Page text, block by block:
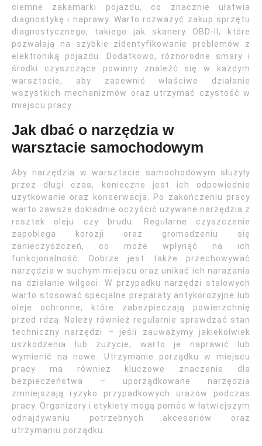
ciemne zakamarki pojazdu, co znacznie ułatwia
diagnostykę i naprawy. Warto rozważyć zakup sprzętu
diagnostycznego, takiego jak skanery OBD-II, które
pozwalają na szybkie zidentyfikowanie problemów z
elektroniką pojazdu. Dodatkowo, różnorodne smary i
środki czyszczące powinny znaleźć się w każdym
warsztacie, aby zapewnić właściwe działanie
wszystkich mechanizmów oraz utrzymać czystość w
miejscu pracy.
Jak dbać o narzędzia w
warsztacie samochodowym
Aby narzędzia w warsztacie samochodowym służyły
przez długi czas, konieczne jest ich odpowiednie
użytkowanie oraz konserwacja. Po zakończeniu pracy
warto zawsze dokładnie oczyścić używane narzędzia z
resztek oleju czy brudu. Regularne czyszczenie
zapobiega korozji oraz gromadzeniu się
zanieczyszczeń, co może wpłynąć na ich
funkcjonalność. Dobrze jest także przechowywać
narzędzia w suchym miejscu oraz unikać ich narażania
na działanie wilgoci. W przypadku narzędzi stalowych
warto stosować specjalne preparaty antykorozyjne lub
oleje ochronne, które zabezpieczają powierzchnię
przed rdzą. Należy również regularnie sprawdzać stan
techniczny narzędzi – jeśli zauważymy jakiekolwiek
uszkodzenia lub zużycie, warto je naprawić lub
wymienić na nowe. Utrzymanie porządku w miejscu
pracy ma również kluczowe znaczenie dla
bezpieczeństwa – uporządkowane narzędzia
zmniejszają ryzyko przypadkowych urazów podczas
pracy. Organizery i etykiety mogą pomóc w łatwiejszym
odnajdywaniu potrzebnych akcesoriów oraz
utrzymaniu porządku.